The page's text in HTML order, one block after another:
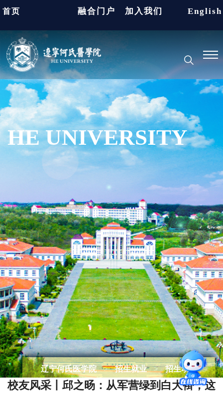
首页 融合门户 加入我们 English
HE UNIVERSITY
辽宁何氏医学院 > 招生就业 > 招生动态
校友风采丨邱之旸：从军营绿到白大褂，这